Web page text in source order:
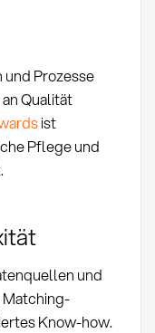
Prozesse
Qualität
ist
Pflege und
und
Know-how.